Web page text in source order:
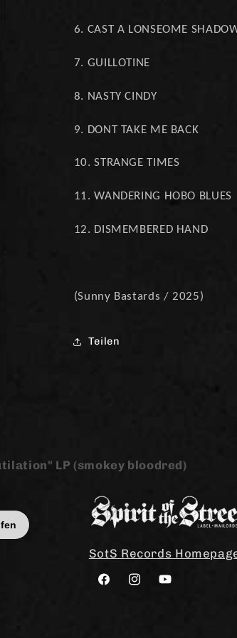
6. CAST A LONSEOME
7. GUILLOTINE
8. NASTY CINDY
9. DONT TAKE ME BACK
10. STRANGE TIMES
11. WANDERING HOBO BLUES
12. DISMEMBERED HAND
(Sunny Bastards / 2025)
Teilen
LP (smokey bloodred)
SotS Records
FacebookInstagramYouTube